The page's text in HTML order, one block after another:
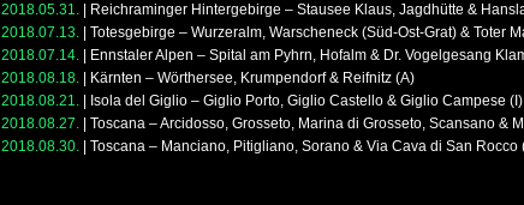
2018.05.31.
Reichraminger Hintergebirge – Stausee Klaus, Jagdhütte &
2018.07.13.
Totesgebirge – Wurzeralm, Warscheneck (Süd-Ost-Grat) & Toter
2018.07.14.
Ennstaler Alpen – Spital am Pyhrn, Hofalm & Dr. Vogelgesang
2018.08.18.
Kärnten – Wörthersee, Krumpendorf & Reifnitz (A)
2018.08.21.
Isola del Giglio – Giglio Porto, Giglio Castello & Giglio Campese (I)
2018.08.27.
Toscana – Arcidosso, Grosseto, Marina di Grosseto, Scansano &
2018.08.30.
Toscana – Manciano, Pitigliano, Sorano & Via Cava di San Rocco